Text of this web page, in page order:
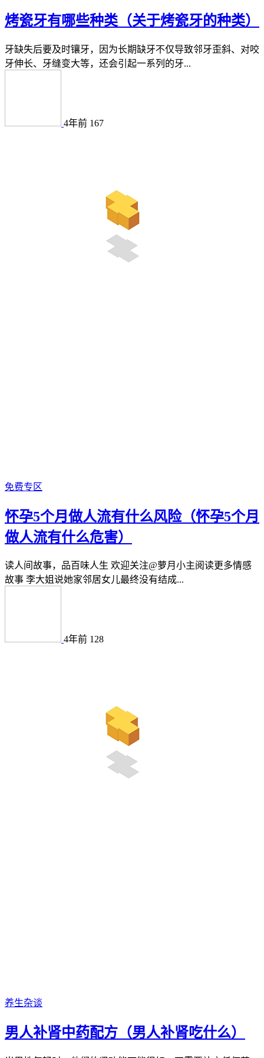
烤瓷牙有哪些种类（关于烤瓷牙的种类）
牙缺失后要及时镶牙，因为长期缺牙不仅导致邻牙歪斜、对咬
牙伸长、牙缝变大等，还会引起一系列的牙...
4年前 167
免费专区
怀孕5个月做人流有什么风险（怀孕5个月
做人流有什么危害）
读人间故事，品百味人生 欢迎关注@萝月小主阅读更多情感
故事 李大姐说她家邻居女儿最终没有结成...
4年前 128
养生杂谈
男人补肾中药配方（男人补肾吃什么）